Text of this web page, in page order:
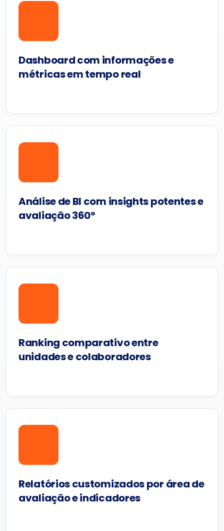
Dashboard com informações e
métricas em tempo real
Análise de BI com insights potentes e
avaliação 360º
Ranking comparativo entre
unidades e colaboradores
Relatórios customizados por área de
avaliação e indicadores